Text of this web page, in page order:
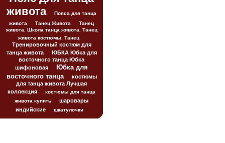
живота
Пояса для танца
живота
Танец Живота
Танец
живота. Школа танца живота. Танец
живота костюмы. Танец
Тренировочный костюм для
танца живота
ЮБКА Юбка для
восточного танца Юбка
шифоновая
Юбка для
восточного танца
костюмы
для танца живота Лучшая
коллекция
костюмы для танца
живота купить
шаровары
индийские
шкатулочки